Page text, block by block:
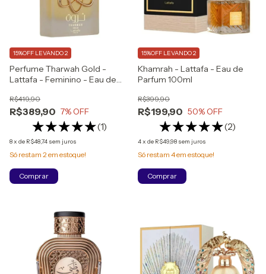
Perfume Tharwah Gold -
Lattafa - Feminino - Eau de
R$389,90
R$419,90
7% OFF
(1)
8x de R$48,74 sem juros
15%OFF LEVANDO 2
Só restam 2em estoque!
Comprar
Khamrah - Lattafa - Eau de
Parfum 100ml
R$199,90
R$399,90
50% OFF
(2)
4x de R$49,98 sem juros
15%OFF LEVANDO 2
Só restam 4em estoque!
Comprar